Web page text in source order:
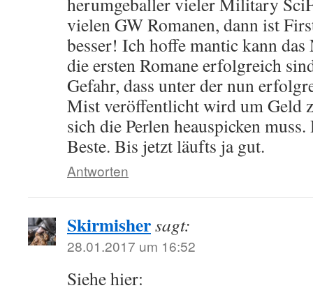
vielen GW Romanen, dann ist
besser! Ich hoffe mantic kann
die ersten Romane erfolgreich
Gefahr, dass unter der nun
Mist veröffentlicht wird um Geld
sich die Perlen heauspicken
Beste. Bis jetzt läufts ja gut.
Antworten
Skirmishersagt:
28.01.2017 um 16:52
Siehe hier: